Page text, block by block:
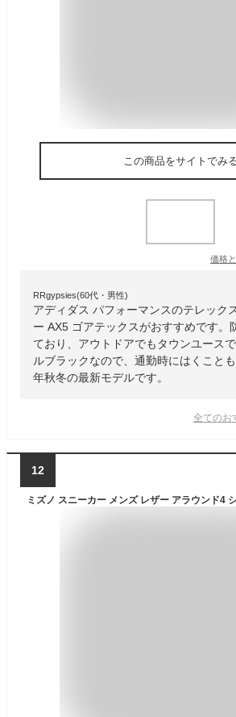
この商品をサイトでみ
価格
RRgypsies(60代・男性)
アディダス パフォーマンスのテレック
ー AX5 ゴアテックスがおすすめです。
ており、アウトドアでもタウンユース
ルブラックなので、通勤時にはくこと
年秋冬の最新モデルです。
全てのお
12